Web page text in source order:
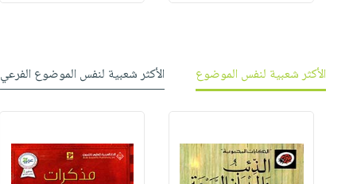
الأكثر شعبية لنفس الموضوع الأكثر شعبية لنفس الموضوع الفرعي